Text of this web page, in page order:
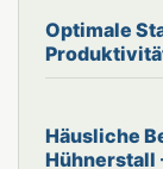
Optimale
Häusliche
Hühnerstall